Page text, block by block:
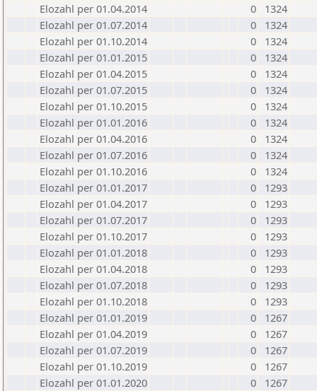
Elozahl per 01.04.2014
0
1324
Elozahl per 01.07.2014
0
1324
Elozahl per 01.10.2014
0
1324
Elozahl per 01.01.2015
0
1324
Elozahl per 01.04.2015
0
1324
Elozahl per 01.07.2015
0
1324
Elozahl per 01.10.2015
0
1324
Elozahl per 01.01.2016
0
1324
Elozahl per 01.04.2016
0
1324
Elozahl per 01.07.2016
0
1324
Elozahl per 01.10.2016
0
1324
Elozahl per 01.01.2017
0
1293
Elozahl per 01.04.2017
0
1293
Elozahl per 01.07.2017
0
1293
Elozahl per 01.10.2017
0
1293
Elozahl per 01.01.2018
0
1293
Elozahl per 01.04.2018
0
1293
Elozahl per 01.07.2018
0
1293
Elozahl per 01.10.2018
0
1293
Elozahl per 01.01.2019
0
1267
Elozahl per 01.04.2019
0
1267
Elozahl per 01.07.2019
0
1267
Elozahl per 01.10.2019
0
1267
Elozahl per 01.01.2020
0
1267